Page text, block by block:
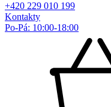
+420 229 010 199
Kontakty
Po-Pá: 10:00-18:00